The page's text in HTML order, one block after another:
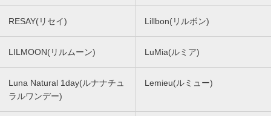
RESAY(リセイ) Lillbon(リルボン)
LILMOON(リルムーン) LuMia(ルミア)
Luna Natural 1day(ルナナチュ
ラルワンデー)
Lemieu(ルミュー)